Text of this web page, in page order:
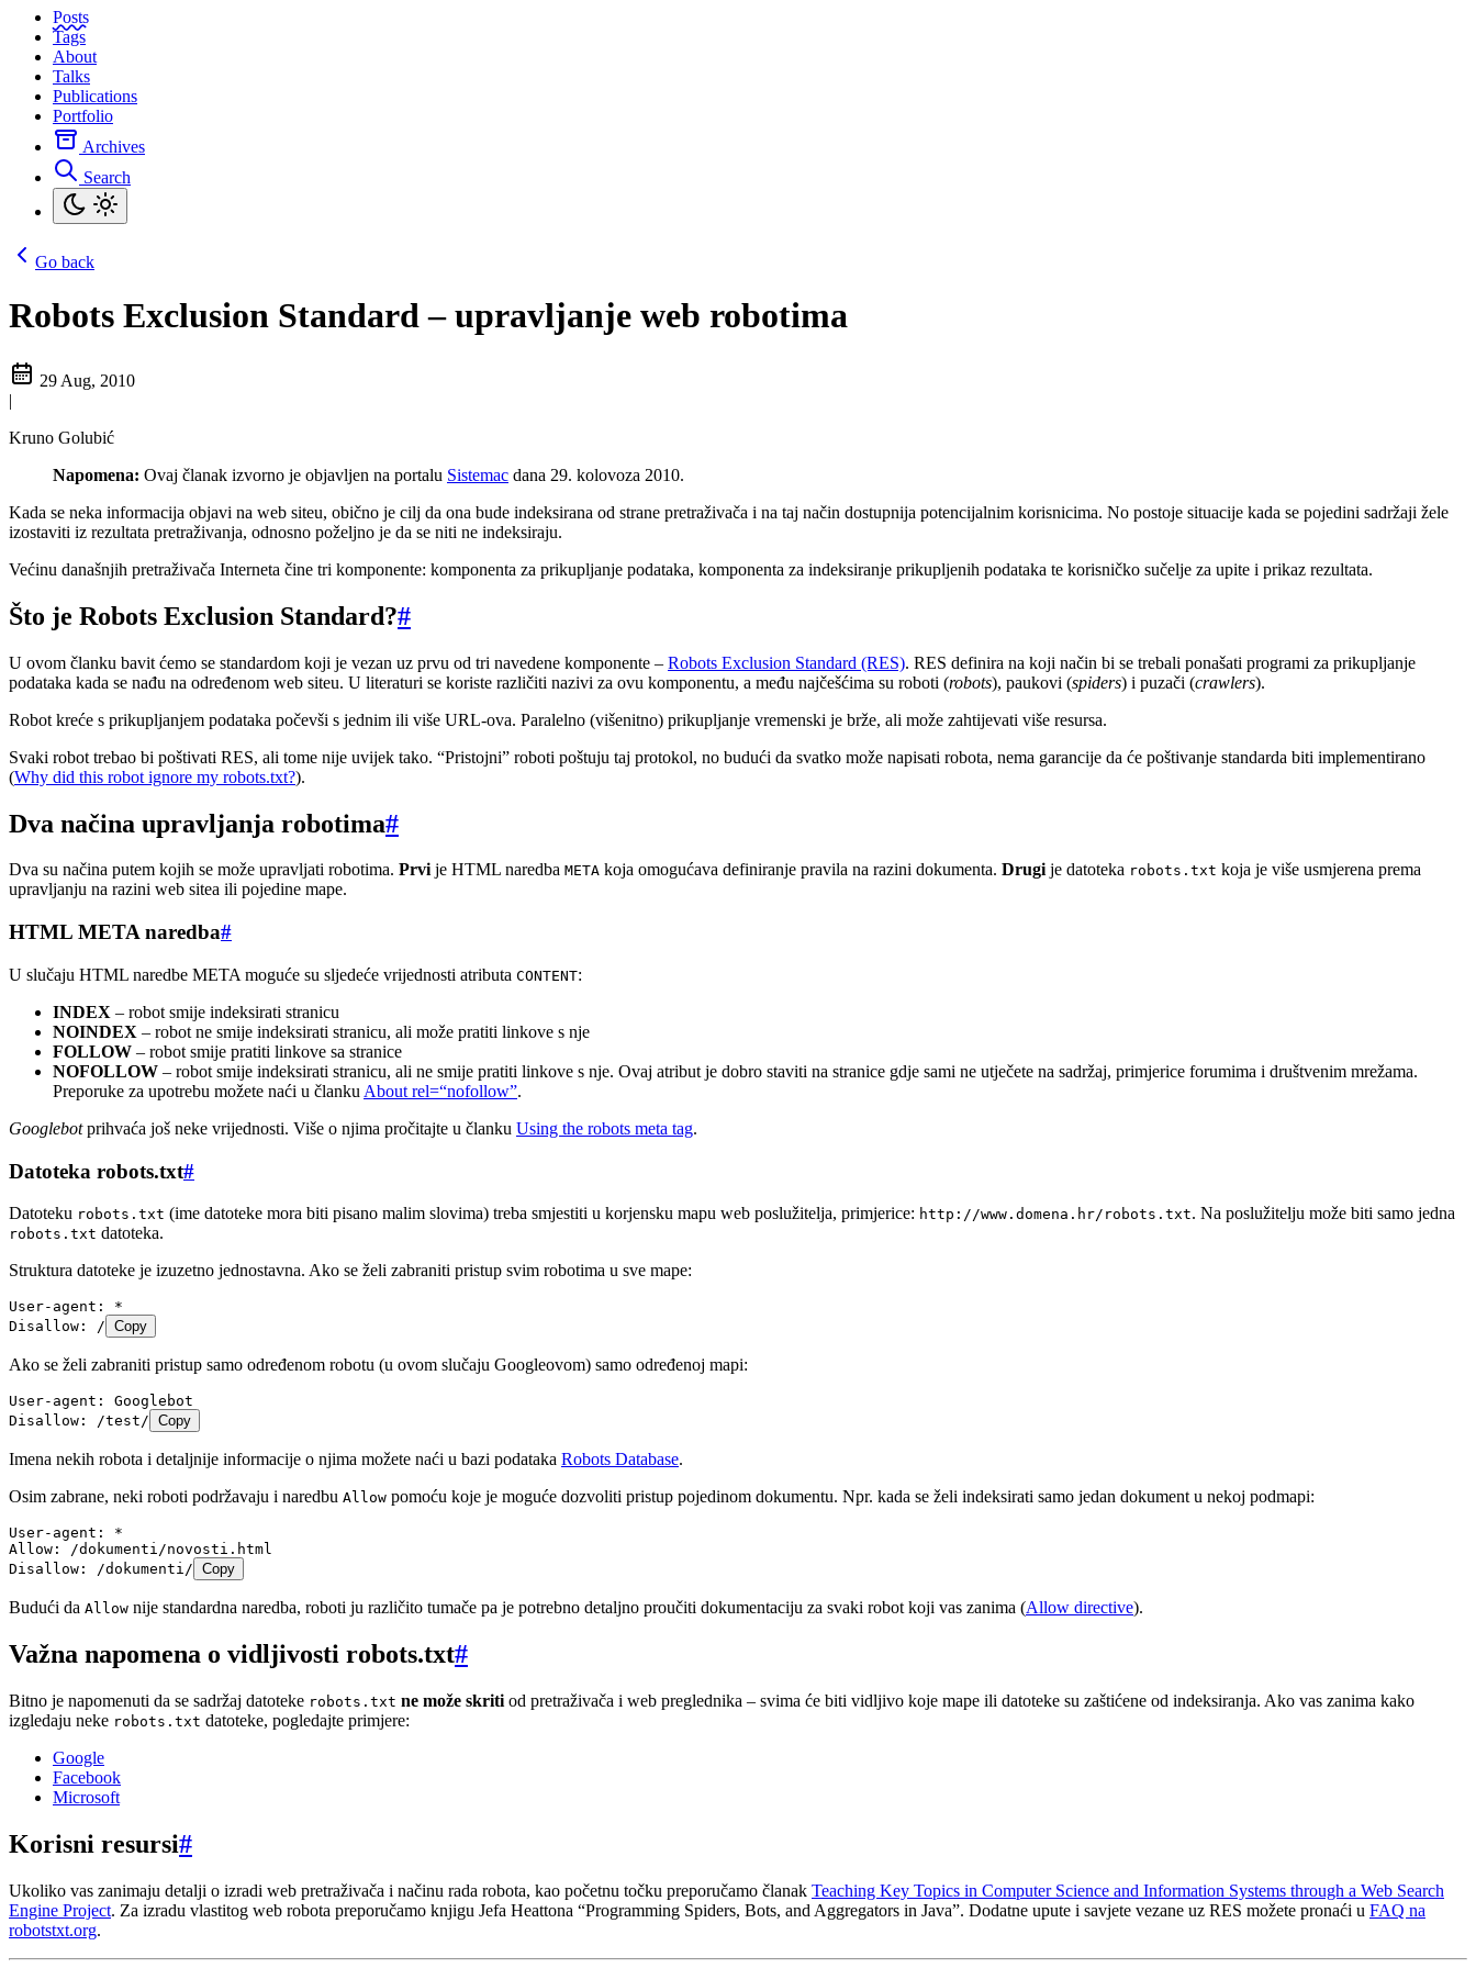
Posts
Tags
About
Talks
Publications
Portfolio
Archives
Search
Go back
Robots Exclusion Standard – upravljanje web robotima
29 Aug, 2010
|
Kruno Golubić
Napomena: Ovaj članak izvorno je objavljen na portalu Sistemac dana 29. kolovoza 2010.
Kada se neka informacija objavi na web siteu, obično je cilj da ona bude indeksirana od strane pretraživača i na taj način dostupnija potencijalnim korisnicima. No postoje situacije kada se pojedini sadržaji žele
izostaviti iz rezultata pretraživanja, odnosno poželjno je da se niti ne indeksiraju.
Većinu današnjih pretraživača Interneta čine tri komponente: komponenta za prikupljanje podataka, komponenta za indeksiranje prikupljenih podataka te korisničko sučelje za upite i prikaz rezultata.
Što je Robots Exclusion Standard?#
U ovom članku bavit ćemo se standardom koji je vezan uz prvu od tri navedene komponente – Robots Exclusion Standard (RES). RES definira na koji način bi se trebali ponašati programi za prikupljanje
podataka kada se nađu na određenom web siteu. U literaturi se koriste različiti nazivi za ovu komponentu, a među najčešćima su roboti (robots), paukovi (spiders) i puzači (crawlers).
Robot kreće s prikupljanjem podataka počevši s jednim ili više URL-ova. Paralelno (višenitno) prikupljanje vremenski je brže, ali može zahtijevati više resursa.
Svaki robot trebao bi poštivati RES, ali tome nije uvijek tako. “Pristojni” roboti poštuju taj protokol, no budući da svatko može napisati robota, nema garancije da će poštivanje standarda biti implementirano
(Why did this robot ignore my robots.txt?).
Dva načina upravljanja robotima#
Dva su načina putem kojih se može upravljati robotima. Prvije HTML naredba META koja omogućava definiranje pravila na razini dokumenta. Drugije datoteka robots.txt koja je više usmjerena prema
upravljanju na razini web sitea ili pojedine mape.
HTML META naredba#
U slučaju HTML naredbe META moguće su sljedeće vrijednosti atributa CONTENT:
INDEX – robot smije indeksirati stranicu
NOINDEX – robot ne smije indeksirati stranicu, ali može pratiti linkove s nje
FOLLOW – robot smije pratiti linkove sa stranice
NOFOLLOW – robot smije indeksirati stranicu, ali ne smije pratiti linkove s nje. Ovaj atribut je dobro staviti na stranice gdje sami ne utječete na sadržaj, primjerice forumima i društvenim mrežama.
Preporuke za upotrebu možete naći u članku About rel=“nofollow”.
Googlebotprihvaća još neke vrijednosti. Više o njima pročitajte u članku Using the robots meta tag.
Datoteka robots.txt#
Datoteku robots.txt (ime datoteke mora biti pisano malim slovima) treba smjestiti u korjensku mapu web poslužitelja, primjerice: http://www.domena.hr/robots.txt. Na poslužitelju može biti samo jedna
robots.txt datoteka.
Struktura datoteke je izuzetno jednostavna. Ako se želi zabraniti pristup svim robotima u sve mape:
User-agent: *
Disallow: / Copy
Ako se želi zabraniti pristup samo određenom robotu (u ovom slučaju Googleovom) samo određenoj mapi:
User-agent: Googlebot
Disallow: /test/ Copy
Imena nekih robota i detaljnije informacije o njima možete naći u bazi podataka Robots Database.
Osim zabrane, neki roboti podržavaju i naredbu Allow pomoću koje je moguće dozvoliti pristup pojedinom dokumentu. Npr. kada se želi indeksirati samo jedan dokument u nekoj podmapi:
User-agent: *
Allow: /dokumenti/novosti.html
Disallow: /dokumenti/ Copy
Budući da Allow nije standardna naredba, roboti ju različito tumače pa je potrebno detaljno proučiti dokumentaciju za svaki robot koji vas zanima (Allow directive).
Važna napomena o vidljivosti robots.txt#
Bitno je napomenuti da se sadržaj datoteke robots.txt ne može skriti od pretraživača i web preglednika – svima će biti vidljivo koje mape ili datoteke su zaštićene od indeksiranja. Ako vas zanima kako
izgledaju neke robots.txt datoteke, pogledajte primjere:
Google
Facebook
Microsoft
Korisni resursi#
Ukoliko vas zanimaju detalji o izradi web pretraživača i načinu rada robota, kao početnu točku preporučamo članak Teaching Key Topics in Computer Science and Information Systems through a Web Search
Engine Project. Za izradu vlastitog web robota preporučamo knjigu Jefa Heattona “Programming Spiders, Bots, and Aggregators in Java”. Dodatne upute i savjete vezane uz RES možete pronaći u FAQ na
robotstxt.org.